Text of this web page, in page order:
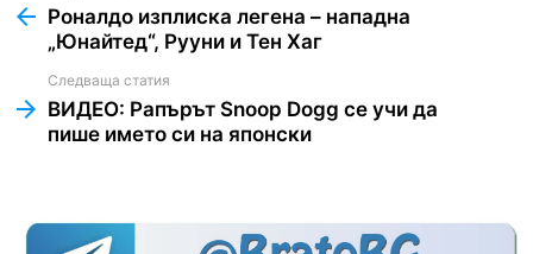
moreРоналдо изплиска легена – нападна
„Юнайтед“, Рууни и Тен Хаг
Следваща статия
ВИДЕО: Рапърът Snoop Dogg се учи да
пише името си на японски